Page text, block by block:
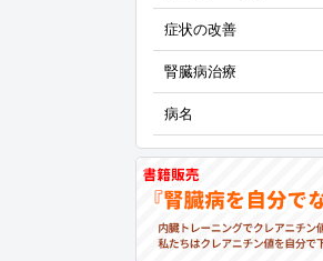
症状の改善
腎臓病治療
病名